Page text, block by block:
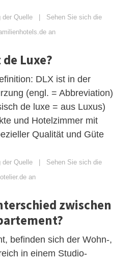
der Quelle | Sehen Sie sich die
an
Luxe?
DLX ist in der
(engl. = Abbreviation)
de luxe = aus Luxus)
und Hotelzimmer mit
Qualität und Güte
der Quelle | Sehen Sie sich die
an
zwischen
befinden sich der Wohn-,
in einem Studio-